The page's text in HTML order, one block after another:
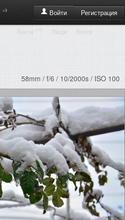
Войти Регистрация
+3
Лента +19 Люди Блоги
58mm / f/6 / 10/2000s / ISO 100